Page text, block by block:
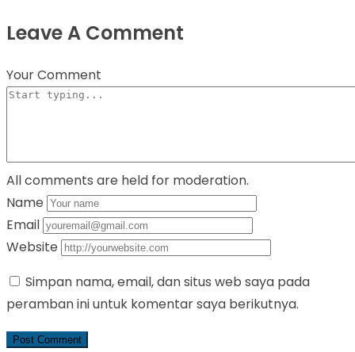
Leave A Comment
Your Comment
All comments are held for moderation.
Name
Email
Website
Simpan nama, email, dan situs web saya pada
peramban ini untuk komentar saya berikutnya.